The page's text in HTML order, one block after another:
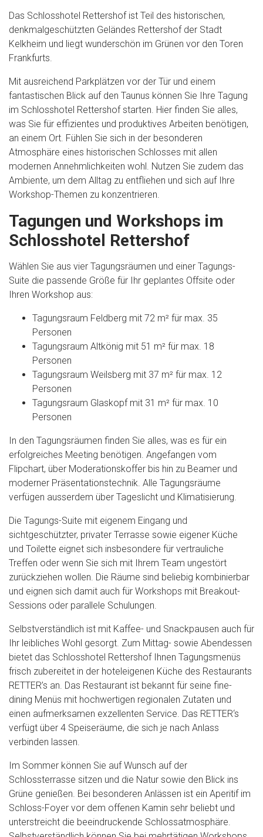
Das Schlosshotel Rettershof ist Teil des historischen,
denkmalgeschützten Geländes Rettershof der Stadt
Kelkheim und liegt wunderschön im Grünen vor den Toren
Frankfurts.
Mit ausreichend Parkplätzen vor der Tür und einem
fantastischen Blick auf den Taunus können Sie Ihre Tagung
im Schlosshotel Rettershof starten. Hier finden Sie alles,
was Sie für effizientes und produktives Arbeiten benötigen,
an einem Ort. Fühlen Sie sich in der besonderen
Atmosphäre eines historischen Schlosses mit allen
modernen Annehmlichkeiten wohl. Nutzen Sie zudem das
Ambiente, um dem Alltag zu entfliehen und sich auf Ihre
Workshop-Themen zu konzentrieren.
Tagungen und Workshops im
Schlosshotel Rettershof
Wählen Sie aus vier Tagungsräumen und einer Tagungs-
Suite die passende Größe für Ihr geplantes Offsite oder
Ihren Workshop aus:
Tagungsraum Feldberg mit 72 m² für max. 35
Personen
Tagungsraum Altkönig mit 51 m² für max. 18
Personen
Tagungsraum Weilsberg mit 37 m² für max. 12
Personen
Tagungsraum Glaskopf mit 31 m² für max. 10
Personen
In den Tagungsräumen finden Sie alles, was es für ein
erfolgreiches Meeting benötigen. Angefangen vom
Flipchart, über Moderationskoffer bis hin zu Beamer und
moderner Präsentationstechnik. Alle Tagungsräume
verfügen ausserdem über Tageslicht und Klimatisierung.
Die Tagungs-Suite mit eigenem Eingang und
sichtgeschützter, privater Terrasse sowie eigener Küche
und Toilette eignet sich insbesondere für vertrauliche
Treffen oder wenn Sie sich mit Ihrem Team ungestört
zurückziehen wollen. Die Räume sind beliebig kombinierbar
und eignen sich damit auch für Workshops mit Breakout-
Sessions oder parallele Schulungen.
Selbstverständlich ist mit Kaffee- und Snackpausen auch für
Ihr leibliches Wohl gesorgt. Zum Mittag- sowie Abendessen
bietet das Schlosshotel Rettershof Ihnen Tagungsmenüs
frisch zubereitet in der hoteleigenen Küche des Restaurants
RETTER’s an. Das Restaurant ist bekannt für seine fine-
dining Menüs mit hochwertigen regionalen Zutaten und
einen aufmerksamen exzellenten Service. Das RETTER‘s
verfügt über 4 Speiseräume, die sich je nach Anlass
verbinden lassen.
Im Sommer können Sie auf Wunsch auf der
Schlossterrasse sitzen und die Natur sowie den Blick ins
Grüne genießen. Bei besonderen Anlässen ist ein Aperitif im
Schloss-Foyer vor dem offenen Kamin sehr beliebt und
unterstreicht die beeindruckende Schlossatmosphäre.